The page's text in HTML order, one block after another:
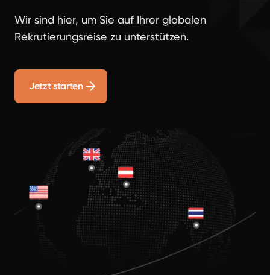
Wir sind hier, um Sie auf Ihrer globalen
Rekrutierungsreise zu unterstützen.
Jetzt starten